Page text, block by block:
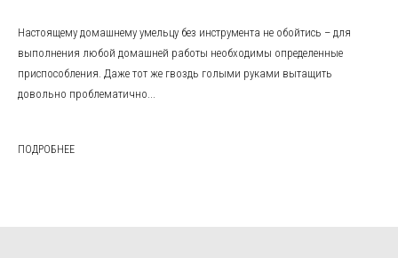
Настоящему домашнему умельцу без инструмента не обойтись – для
выполнения любой домашней работы необходимы определенные
приспособления. Даже тот же гвоздь голыми руками вытащить
довольно проблематично...
ПОДРОБНЕЕ